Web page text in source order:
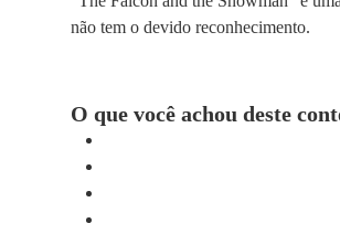
não tem o devido reconhecimento.
O que você achou deste